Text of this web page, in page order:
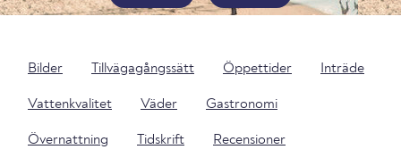
Bilder Tillvägagångssätt Öppettider Inträde
Vattenkvalitet Väder Gastronomi
Övernattning Tidskrift Recensioner